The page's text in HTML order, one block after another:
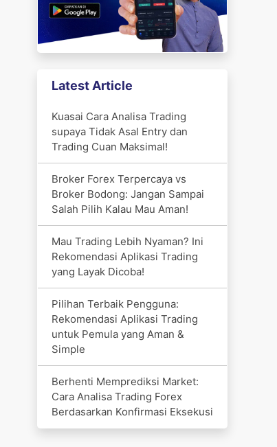
Latest Article
Kuasai Cara Analisa Trading
supaya Tidak Asal Entry dan
Trading Cuan Maksimal!
Broker Forex Terpercaya vs
Broker Bodong: Jangan Sampai
Salah Pilih Kalau Mau Aman!
Mau Trading Lebih Nyaman? Ini
Rekomendasi Aplikasi Trading
yang Layak Dicoba!
Pilihan Terbaik Pengguna:
Rekomendasi Aplikasi Trading
untuk Pemula yang Aman &
Simple
Berhenti Memprediksi Market:
Cara Analisa Trading Forex
Berdasarkan Konfirmasi Eksekusi